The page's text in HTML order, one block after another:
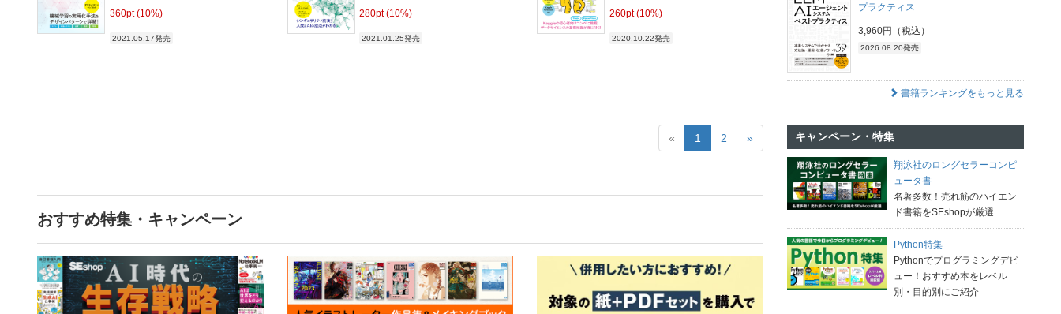
360pt (10%)
2021.05.17発売
280pt (10%)
2021.01.25発売
260pt (10%)
2020.10.22発売
« 1 2 »
おすすめ特集・キャンペーン
プラクティス
3,960円（税込）
2026.08.20発売
書籍ランキングをもっと見る
キャンペーン・特集
翔泳社のロングセラーコンピ
ュータ書
名著多数！売れ筋のハイエン
ド書籍をSEshopが厳選
Python特集
Pythonでプログラミングデビ
ュー！おすすめ本をレベル
別・目的別にご紹介